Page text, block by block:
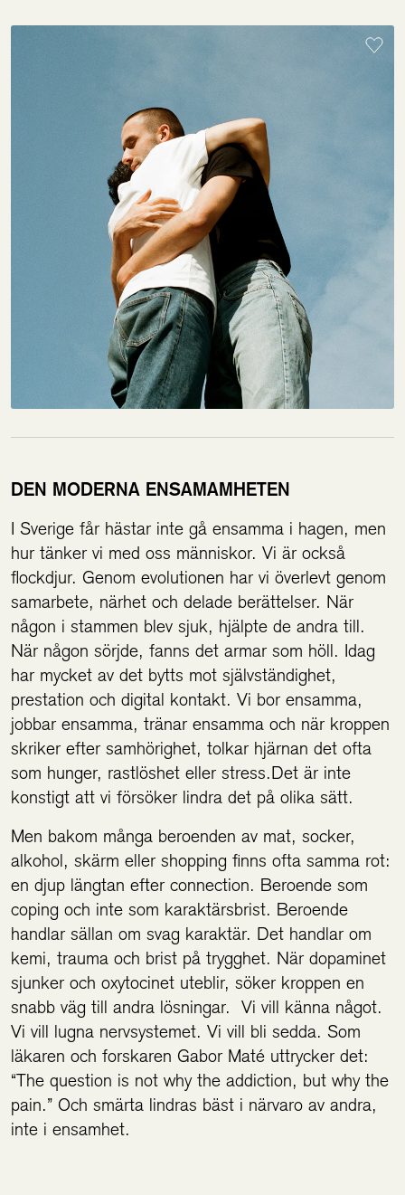
DEN MODERNA ENSAMAMHETEN
I Sverige får hästar inte gå ensamma i hagen, men
hur tänker vi med oss människor. Vi är också
flockdjur. Genom evolutionen har vi överlevt genom
samarbete, närhet och delade berättelser. När
någon i stammen blev sjuk, hjälpte de andra till.
När någon sörjde, fanns det armar som höll. Idag
har mycket av det bytts mot självständighet,
prestation och digital kontakt. Vi bor ensamma,
jobbar ensamma, tränar ensamma och när kroppen
skriker efter samhörighet, tolkar hjärnan det ofta
som hunger, rastlöshet eller stress.Det är inte
konstigt att vi försöker lindra det på olika sätt.
Men bakom många beroenden av mat, socker,
alkohol, skärm eller shopping finns ofta samma rot:
en djup längtan efter connection. Beroende som
coping och inte som karaktärsbrist. Beroende
handlar sällan om svag karaktär. Det handlar om
kemi, trauma och brist på trygghet. När dopaminet
sjunker och oxytocinet uteblir, söker kroppen en
snabb väg till andra lösningar. Vi vill känna något.
Vi vill lugna nervsystemet. Vi vill bli sedda. Som
läkaren och forskaren Gabor Maté uttrycker det:
“The question is not why the addiction, but why the
pain.” Och smärta lindras bäst i närvaro av andra,
inte i ensamhet.